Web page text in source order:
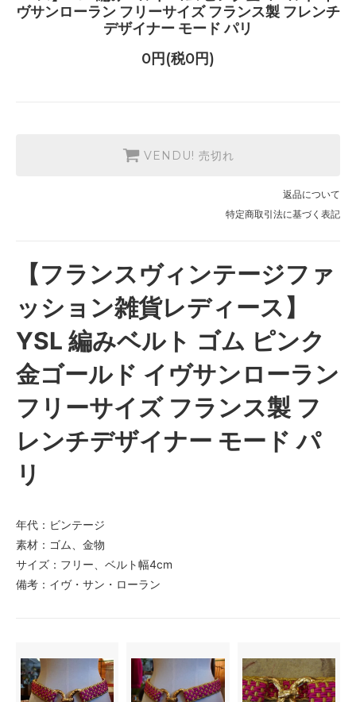
ヴサンローラン フリーサイズ フランス製 フレンチ
デザイナー モード パリ
0円(税0円)
VENDU! 売切れ
返品について
特定商取引法に基づく表記
【フランスヴィンテージファ
ッション雑貨レディース】
YSL 編みベルト ゴム ピンク
金ゴールド イヴサンローラン
フリーサイズ フランス製 フ
レンチデザイナー モード パ
リ
年代：ビンテージ
素材：ゴム、金物
サイズ：フリー、ベルト幅4cm
備考：イヴ・サン・ローラン